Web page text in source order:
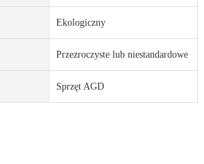
Ekologiczny
Przezroczyste lub niestandardowe
Sprzęt AGD